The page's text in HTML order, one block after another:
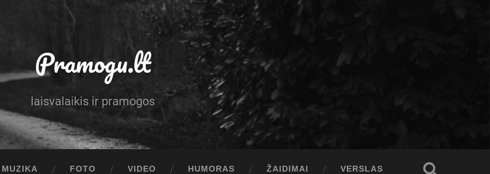
Pramogu.lt
laisvalaikis ir pramogos
MUZIKA FOTO VIDEO HUMORAS ŽAIDIMAI VERSLAS